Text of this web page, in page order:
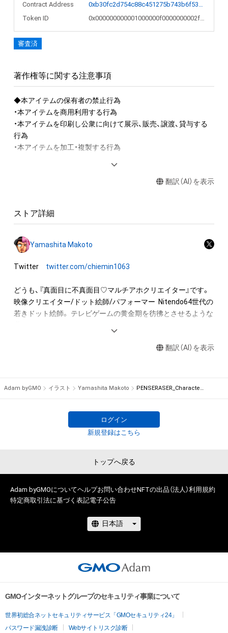
ろう？」という着想を得て制作。 レトロ8bitでクールな音楽と、
気持ちの良いリズムから展開されるオチとは。
このNFTアートを制作する目的は、世界中の皆さんと一緒に未
ピクセルアート、イラスト、漫画、アニメーション、文章、音楽な
レトロゲームやピクセルアートが好きな人たちと一緒に、楽し
くこの世界を作っていけたら、これほど嬉しいことはないです
ね。
project created by Ryo Yamashita, a new generation pixel
around the world who love retro games and pixel art.
"PENSERASER"
Story
The year is 20XX...
Among them, Dr. Sain's "Penci," a guard android, and Dr.
Suddenly, however, Dr. Sain's robots go out of control. The
He stands up to get Dr. Kosai back.
The experience that game players all over the world
make a terrible mistake in world 1-1.
after falling into the abyss of an action game" was born.
Contract Address
0xb30fc2d754c88c451275b743b6f530f19f643683
Token ID
0x000000000001000000f0000000002f21
審査済
著作権等に関する注意事項
◆本アイテムの保有者の禁止行為
・本アイテムを商用利用する行為
・本アイテムを印刷し公衆に向けて展示、販売、譲渡、貸与する
行為
・本アイテムを加工・複製する行為
・本アイテムに関する創作物（画像および映像、音楽、商標または
財産権（それらの権利を取得し、又はそれらの権利につき登録等
作成者によって保護されています。そのため、本アイテムを保
有していたとしても、本アイテムに関する創作物にかかる知的
財産権を有することを意味しません。
事前の同意なしに、知的財産権を侵害するおそれのある行為（改
変、配布、逆コンパイル、リバースエンジニアリングを含みます
が、これに限定されません。）を行うことはできません。
に反する利用またはその恐れのある利用など、本アイテムの作
成者または第三者のライセンス保有者が不適切であると判断し
翻訳（AI）を表示
ストア詳細
Yamashita Makoto
Twitter twitter.com/chiemin1063
どうも、『真面目に不真面目♡マルチアホクリエイター』です。
映像クリエイター/ドット絵師/パフォーマー  Nitendo64世代の
若きドット絵師。 テレビゲームの黄金期を彷彿とさせるような
代表作 ・ポプテピピック Pop team 8bitパート ・アニメ ギャル
ァンタジー【幸子とミク version】 ・ホロライブ 猫又おかゆ 『も
翻訳（AI）を表示
Adam byGMO イラスト Yamashita Makoto PENSERASER_Character_ERASE_Attack_gif
ログイン
新規登録はこちら
トップへ戻る
Adam byGMOについてヘルプお問い合わせNFTの出品（法人）利用規約
特定商取引法に基づく表記電子公告
GMOインターネットグループのセキュリティ事業について
世界初総合ネットセキュリティサービス「GMOセキュリティ24」
パスワード漏洩診断
Webサイトリスク診断